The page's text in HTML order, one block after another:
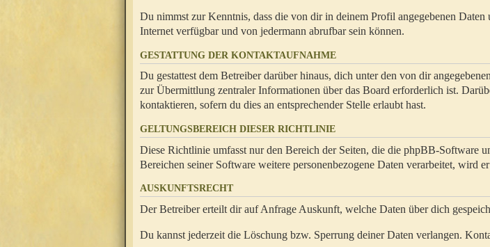
Du nimmst zur Kenntnis, dass die von dir in deinem Profil angegebenen
Internet verfügbar und von jedermann abrufbar sein können.
GESTATTUNG DER KONTAKTAUFNAHME
Du gestattest dem Betreiber darüber hinaus, dich unter den von dir
zur Übermittlung zentraler Informationen über das Board erforderlich ist.
kontaktieren, sofern du dies an entsprechender Stelle erlaubt hast.
GELTUNGSBEREICH DIESER RICHTLINIE
Diese Richtlinie umfasst nur den Bereich der Seiten, die die phpBB-Software
Bereichen seiner Software weitere personenbezogene Daten verarbeitet, wird
AUSKUNFTSRECHT
Der Betreiber erteilt dir auf Anfrage Auskunft, welche Daten über dich
Du kannst jederzeit die Löschung bzw. Sperrung deiner Daten verlangen.